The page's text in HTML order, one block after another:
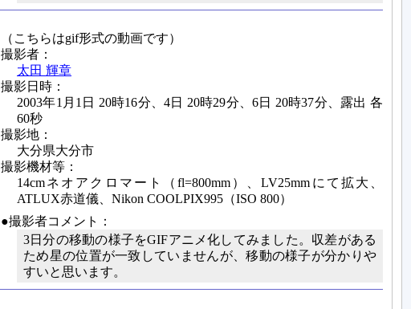
（こちらはgif形式の動画です）
撮影者：
太田 輝章
撮影日時：
2003年1月1日 20時16分、4日 20時29分、6日 20時37分、露出 各
60秒
撮影地：
大分県大分市
撮影機材等：
14cmネオアクロマート（fl=800mm）、LV25mmにて拡大、
ATLUX赤道儀、Nikon COOLPIX995（ISO 800）
●撮影者コメント：
3日分の移動の様子をGIFアニメ化してみました。収差がある
ため星の位置が一致していませんが、移動の様子が分かりや
すいと思います。